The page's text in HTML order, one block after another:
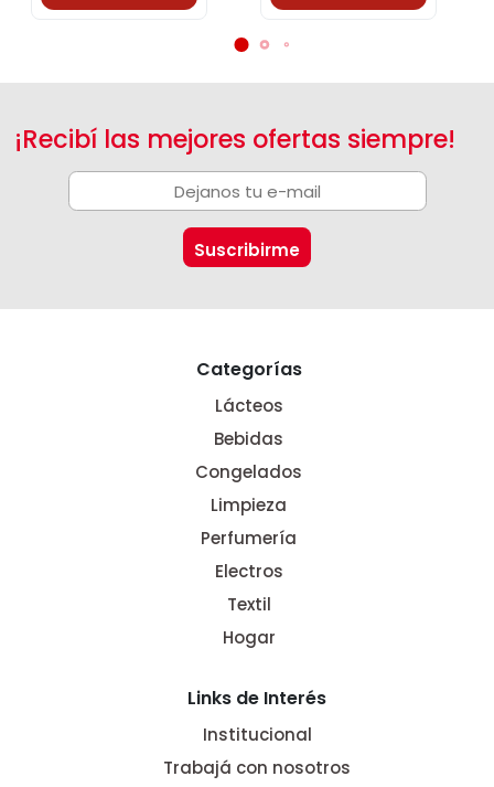
¡Recibí las mejores ofertas siempre!
Categorías
Lácteos
Bebidas
Congelados
Limpieza
Perfumería
Electros
Textil
Hogar
Links de Interés
Institucional
Trabajá con nosotros